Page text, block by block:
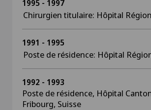
1995 - 1997
Chirurgien titulaire: Hôpital
1991 - 1995
Poste de résidence: Hôpital
1992 - 1993
Poste de résidence, Hôpital
Fribourg, Suisse